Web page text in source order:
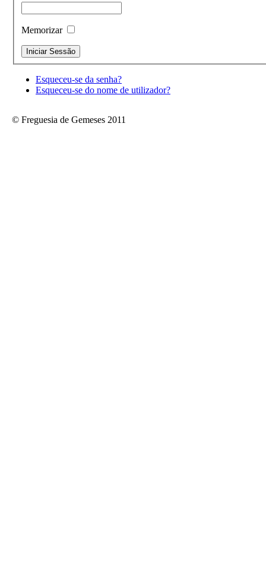
Memorizar
Esqueceu-se da senha?
Esqueceu-se do nome de utilizador?
© Freguesia de Gemeses 2011